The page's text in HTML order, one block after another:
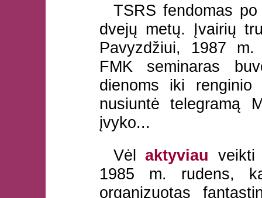
TSRS fendomas
dvejų metų. Įvairių
Pavyzdžiui, 1987 m.
FMK seminaras
dienoms iki renginio
nusiuntė telegramą
įvyko...
Vėlaktyviau veikti
1985 m. rudens,
organizuotas